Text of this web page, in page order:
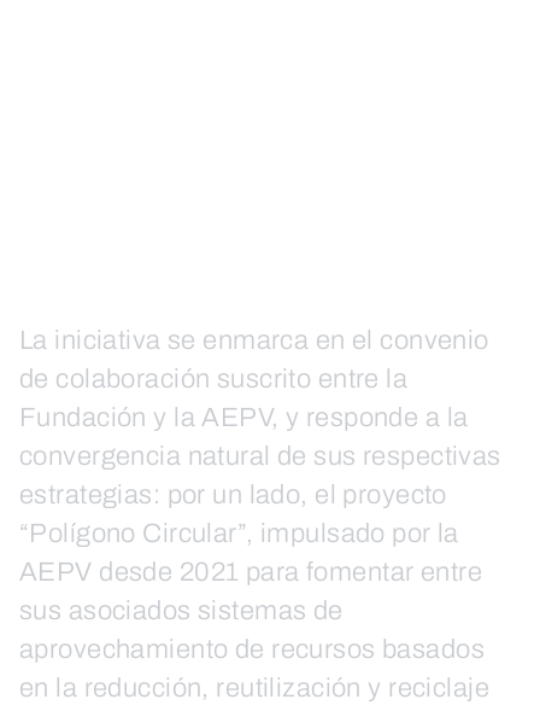
La iniciativa se enmarca en el convenio
de colaboración suscrito entre la
Fundación y la AEPV, y responde a la
convergencia natural de sus respectivas
estrategias: por un lado, el proyecto
“Polígono Circular”, impulsado por la
AEPV desde 2021 para fomentar entre
sus asociados sistemas de
aprovechamiento de recursos basados
en la reducción, reutilización y reciclaje